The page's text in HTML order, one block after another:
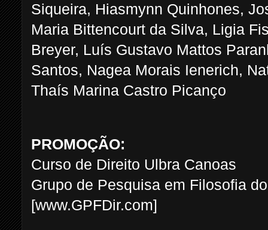
Siqueira, Hiasmynn Quinhones,
Maria Bittencourt da Silva, Ligia
Breyer, Luís Gustavo Mattos
Santos, Nagea Morais Ienerich,
Thaís Marina Castro Picanço
PROMOÇÃO:
Curso de Direito Ulbra Canoas
Grupo de Pesquisa em Filosofia
[www.GPFDir.com]